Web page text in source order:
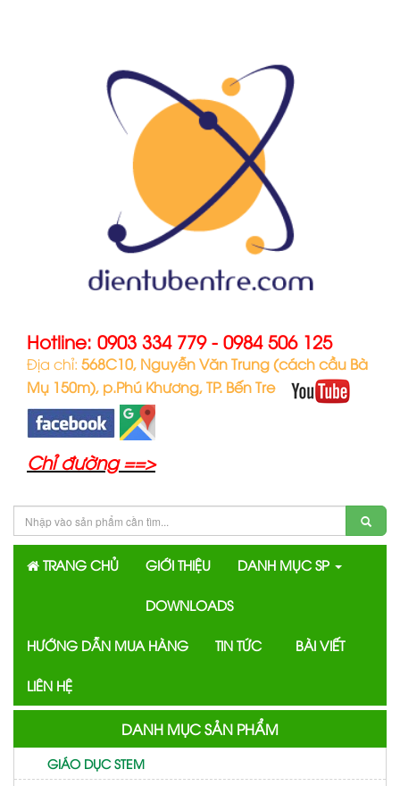
Hotline: 0903 334 779- 0984 506 125
Địa chỉ: 568C10, Nguyễn Văn Trung (cách cầu Bà
Mụ 150m), p.Phú Khương, TP. Bến Tre
Chỉ đường ==>
TRANG CHỦ GIỚI THIỆU DANH MỤC SP
DOWNLOADS
HƯỚNG DẪN MUA HÀNG TIN TỨC BÀI VIẾT
LIÊN HỆ
DANH MỤC SẢN PHẨM
GIÁO DỤC STEM